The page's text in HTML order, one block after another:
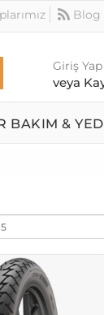
Blog
Giriş Yap
veya
BAKIM &